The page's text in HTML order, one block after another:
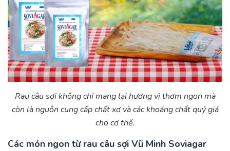
Rau câu sợi không chỉ mang lại hương vị thơm ngon mà
còn là nguồn cung cấp chất xơ và các khoáng chất quý giá
cho cơ thể.
Các món ngon từ rau câu sợi Vũ Minh Soviagar